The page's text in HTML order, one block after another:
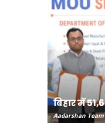
बिहार में
Aadarshan Team